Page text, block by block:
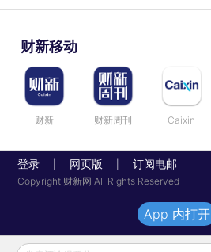
财新移动
财新 财新周刊 Caixin
登录 网页版 订阅电邮
Copyright 财新网 All Rights Reserved
App 内打开